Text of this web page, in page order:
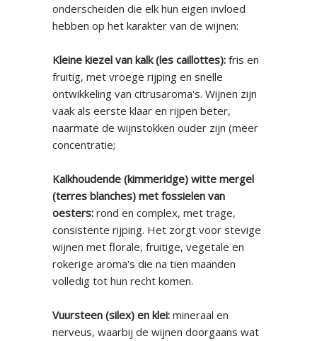
onderscheiden die elk hun eigen invloed
hebben op het karakter van de wijnen:
Kleine kiezel van kalk (les caillottes): fris en
fruitig, met vroege rijping en snelle
ontwikkeling van citrusaroma's. Wijnen zijn
vaak als eerste klaar en rijpen beter,
naarmate de wijnstokken ouder zijn (meer
concentratie;
Kalkhoudende (kimmeridge) witte mergel
(terres blanches) met fossielen van
oesters: rond en complex, met trage,
consistente rijping. Het zorgt voor stevige
wijnen met florale, fruitige, vegetale en
rokerige aroma's die na tien maanden
volledig tot hun recht komen.
Vuursteen (silex) en klei: mineraal en
nerveus, waarbij de wijnen doorgaans wat